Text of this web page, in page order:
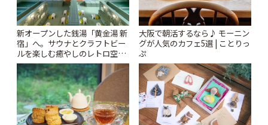
新オープンした銭湯「黄金湯 新
宿」へ。サウナとクラフトビー
ルを楽しむ癒やしのレトロ空間
| ことりっぷ
大阪で朝活するなら♪ モーニン
グが人気のカフェ5選 | ことりっ
ぷ